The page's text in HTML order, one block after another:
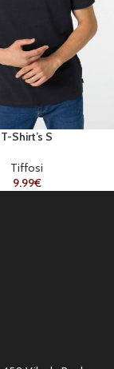
T-Shirt’s S
Tiffosi
9.99€